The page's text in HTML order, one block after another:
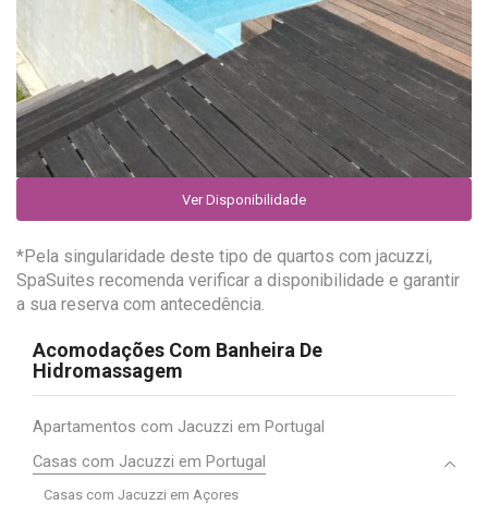
Ver Disponibilidade
*Pela singularidade deste tipo de quartos com jacuzzi,
SpaSuites recomenda verificar a disponibilidade e garantir
a sua reserva com antecedência.
Acomodações Com Banheira De
Hidromassagem
Apartamentos com Jacuzzi em Portugal
Casas com Jacuzzi em Portugal
Casas com Jacuzzi em Açores